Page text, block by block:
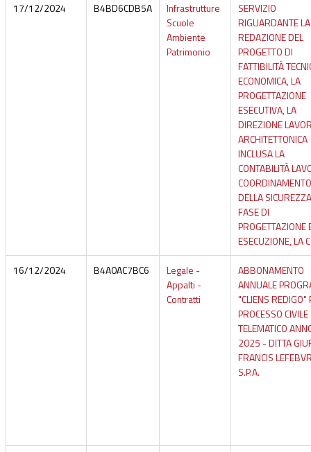
17/12/2024
B4BD6CDB5A
Infrastrutture
Scuole
Ambiente
Patrimonio
SERVIZIO
RIGUARDANTE LA
REDAZIONE DEL
PROGETTO DI
FATTIBILITÀ
ECONOMICA, LA
PROGETTAZIONE
ESECUTIVA, LA
DIREZIONE
ARCHITETTONICA
INCLUSA LA
CONTABILITÀ
COORDINAMENTO
DELLA
FASE DI
PROGETTAZIONE
ESECUZIONE, LA
16/12/2024
B4A0AC7BC6
Legale -
Appalti -
Contratti
ABBONAMENTO
ANNUALE
"CLIENS REDIGO"
PROCESSO CIVILE
TELEMATICO
2025 - DITTA
FRANCIS
S.P.A.